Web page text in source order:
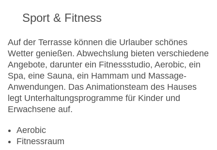
Sport & Fitness
Auf der Terrasse können die Urlauber schönes
Wetter genießen. Abwechslung bieten verschiedene
Angebote, darunter ein Fitnessstudio, Aerobic, ein
Spa, eine Sauna, ein Hammam und Massage-
Anwendungen. Das Animationsteam des Hauses
legt Unterhaltungsprogramme für Kinder und
Erwachsene auf.
Aerobic
Fitnessraum